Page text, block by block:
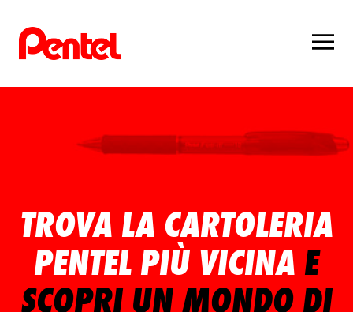
TROVA LA CARTOLERIA
PENTEL PIÙ VICINA E
SCOPRI UN MONDO DI